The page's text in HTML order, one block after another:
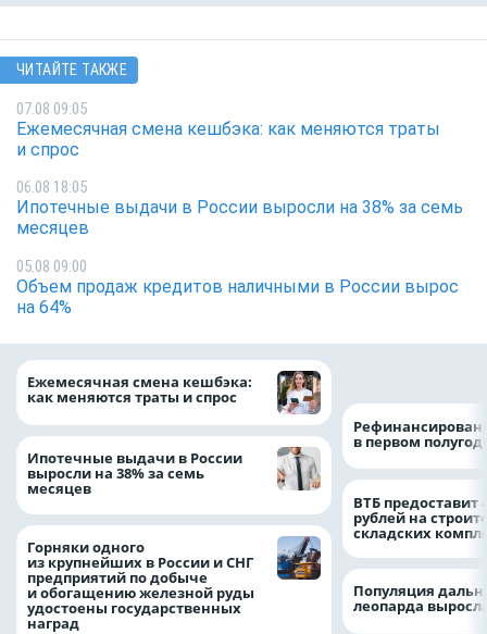
ЧИТАЙТЕ ТАКЖЕ
07.08 09:05
Ежемесячная смена кешбэка: как меняются траты
и спрос
06.08 18:05
Ипотечные выдачи в России выросли на 38% за семь
месяцев
05.08 09:00
Объем продаж кредитов наличными в России вырос
на 64%
Ежемесячная смена кешбэка:
как меняются траты и спрос
Ипотечные выдачи в России
выросли на 38% за семь
месяцев
Горняки одного
из крупнейших в России и СНГ
предприятий по добыче
и обогащению железной руды
удостоены государственных
наград
в первом
ВТБ предоставит
рублей на
складских
Популяция
леопарда